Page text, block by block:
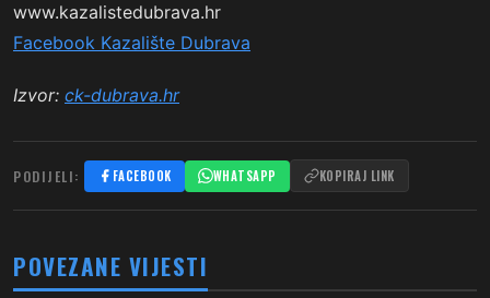
www.kazalistedubrava.hr
Facebook Kazalište Dubrava
Izvor: ck-dubrava.hr
PODIJELI: FACEBOOK WHATSAPP KOPIRAJ LINK
POVEZANE VIJESTI